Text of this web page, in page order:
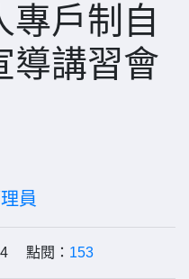
專戶制自
導講習會
員
點閱： 153